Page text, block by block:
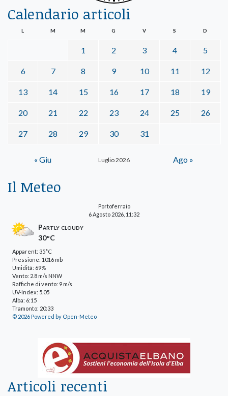
Calendario articoli
Luglio 2026
L M M G V S D
1 2 3 4 5
6 7 8 9 10 11 12
13 14 15 16 17 18 19
20 21 22 23 24 25 26
27 28 29 30 31
« Giu Ago »
Il Meteo
Portoferraio
6 Agosto 2026, 11:32
Partly cloudy
30°C
Apparent: 35°C
Pressione: 1016 mb
Umidità: 69%
Vento: 2.8 m/s NNW
Raffiche di vento: 9 m/s
UV-Index: 5.05
Alba: 6:15
Tramonto: 20:33
© 2026 Powered by Open-Meteo
Articoli recenti